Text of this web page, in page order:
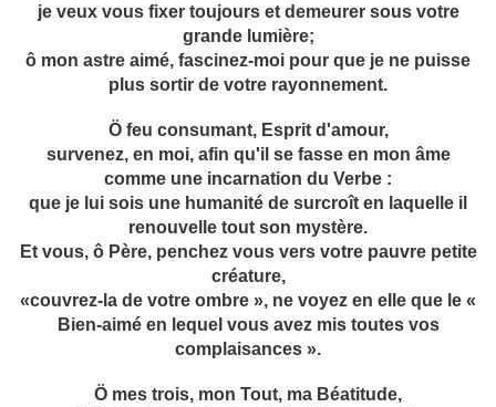
je veux vous fixer toujours et demeurer sous votre
grande lumière;
ô mon astre aimé, fascinez-moi pour que je ne puisse
plus sortir de votre rayonnement.
Ö feu consumant, Esprit d'amour,
survenez, en moi, afin qu'il se fasse en mon âme
comme une incarnation du Verbe :
que je lui sois une humanité de surcroît en laquelle il
renouvelle tout son mystère.
Et vous, ô Père, penchez vous vers votre pauvre petite
créature,
«couvrez-la de votre ombre », ne voyez en elle que le «
Bien-aimé en lequel vous avez mis toutes vos
complaisances ».
Ö mes trois, mon Tout, ma Béatitude,